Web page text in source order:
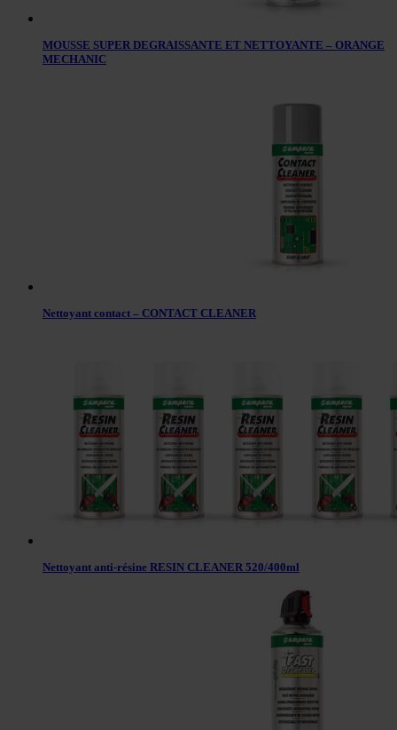
MOUSSE SUPER DEGRAISSANTE ET NETTOYANTE – ORANGE
MECHANIC
Nettoyant contact – CONTACT CLEANER
Nettoyant anti-résine RESIN CLEANER 520/400ml